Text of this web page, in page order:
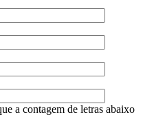
a contagem de letras abaixo